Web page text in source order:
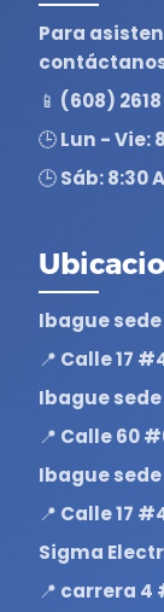
Para
📱 (608)
🕒 Lun - Vie:
🕒 Sáb: 8:30
Ibague
📍 Calle 17
Ibague sede
📍 Calle 60
Ibague
📍 Calle 17
Sigma
📍 carrera